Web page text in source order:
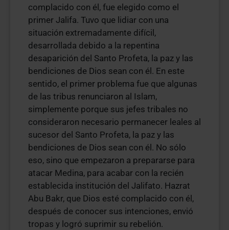
complacido con él, fue elegido como el
primer Jalifa. Tuvo que lidiar con una
situación extremadamente difícil,
desarrollada debido a la repentina
desaparición del Santo Profeta, la paz y las
bendiciones de Dios sean con él. En este
sentido, el primer problema fue que algunas
de las tribus renunciaron al Islam,
simplemente porque sus jefes tribales no
consideraron necesario permanecer leales al
sucesor del Santo Profeta, la paz y las
bendiciones de Dios sean con él. No sólo
eso, sino que empezaron a prepararse para
atacar Medina, para acabar con la recién
establecida institución del Jalifato. Hazrat
Abu Bakr, que Dios esté complacido con él,
después de conocer sus intenciones, envió
tropas y logró suprimir su rebelión.